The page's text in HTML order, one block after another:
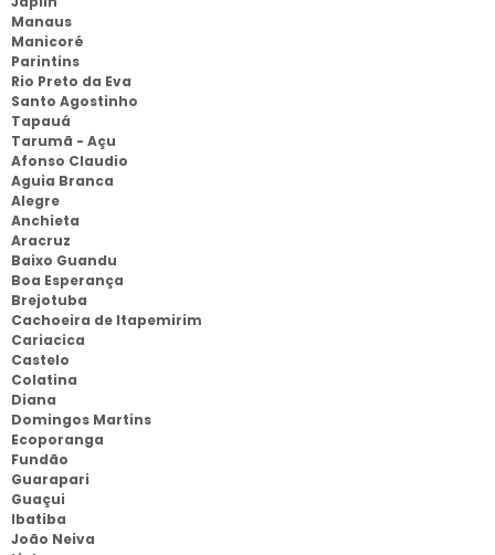
Manaus
Manicoré
Parintins
Rio Preto da Eva
Santo Agostinho
Tapauá
Tarumã - Açu
Afonso Claudio
Aguia Branca
Alegre
Anchieta
Aracruz
Baixo Guandu
Boa Esperança
Brejotuba
Cachoeira de Itapemirim
Cariacica
Castelo
Colatina
Diana
Domingos Martins
Ecoporanga
Fundão
Guarapari
Guaçui
Ibatiba
João Neiva